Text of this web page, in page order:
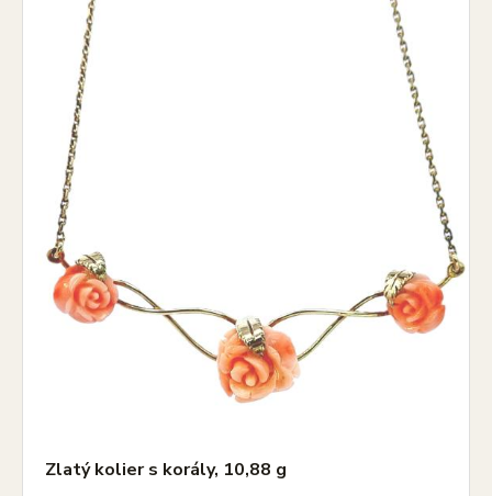
Zlatý kolier s korály, 10,88 g